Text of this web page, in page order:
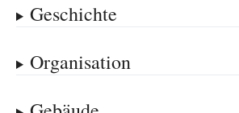
Geschichte
Organisation